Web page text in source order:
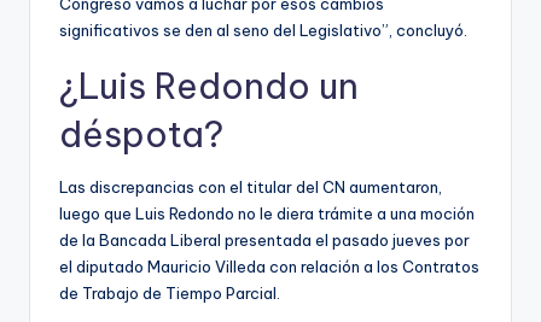
significativos se den al seno del Legislativo”, concluyó.
¿Luis Redondo un
déspota?
Las discrepancias con el titular del CN aumentaron,
luego que Luis Redondo no le diera trámite a una moción
de la Bancada Liberal presentada el pasado jueves por
el diputado Mauricio Villeda con relación a los Contratos
de Trabajo de Tiempo Parcial.